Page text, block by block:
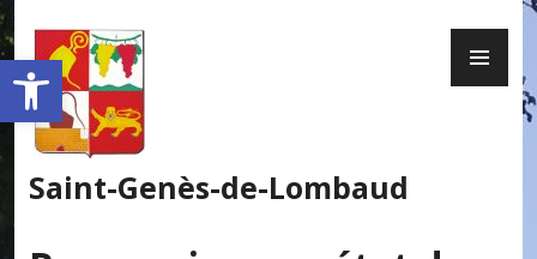
Ouvrir la barre d’outils
content
Saint-Genès-de-Lombaud